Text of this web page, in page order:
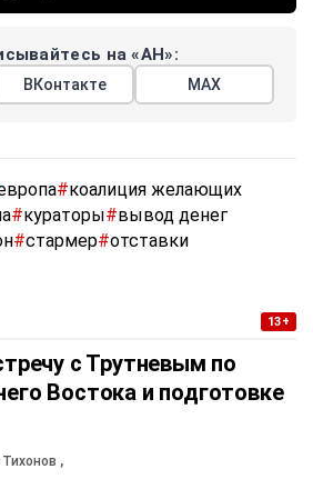
на «АН»:
ВКонтакте МАХ
#коалиция желающих
#кураторы#вывод денег
#стармер#отставки
13+
с Трутневым по
Востока и подготовке
,